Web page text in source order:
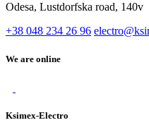
Odesa, Lustdorfska road, 140v
+38 048 234 26 96
We are online
Ksimex-Electro